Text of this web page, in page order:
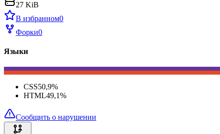
27 KiB
В избранном0
Форки0
Языки
CSS50,9%
HTML49,1%
Сообщить о нарушении